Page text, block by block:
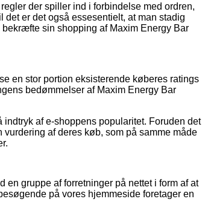
der spiller ind i forbindelse med ordren,
er det også essesentielt, at man stadig
sin shopping af Maxim Energy Bar
en stor portion eksisterende køberes ratings
bedømmelser af Maxim Energy Bar
af e-shoppens popularitet. Foruden det
af deres køb, som på samme måde
gruppe af forretninger på nettet i form af at
på vores hjemmeside foretager en